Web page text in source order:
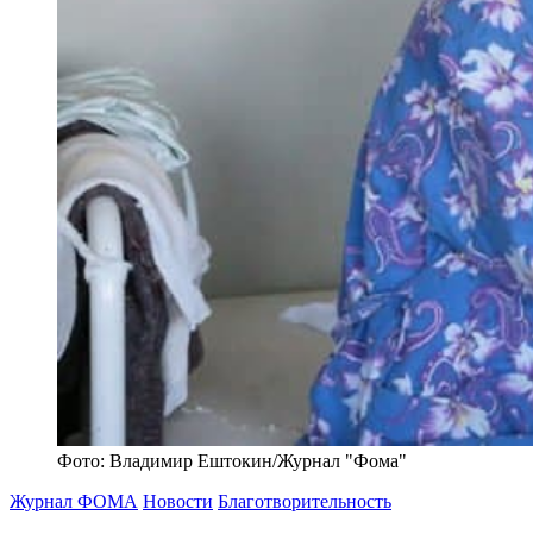
Фото: Владимир Ештокин/Журнал "Фома"
Журнал ФОМА Новости Благотворительность